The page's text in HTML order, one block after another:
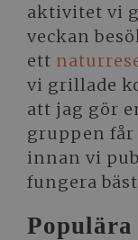
aktivitet vi
veckan
ett
vi grillade
att jag gör
gruppen får
innan vi
fungera
Populära